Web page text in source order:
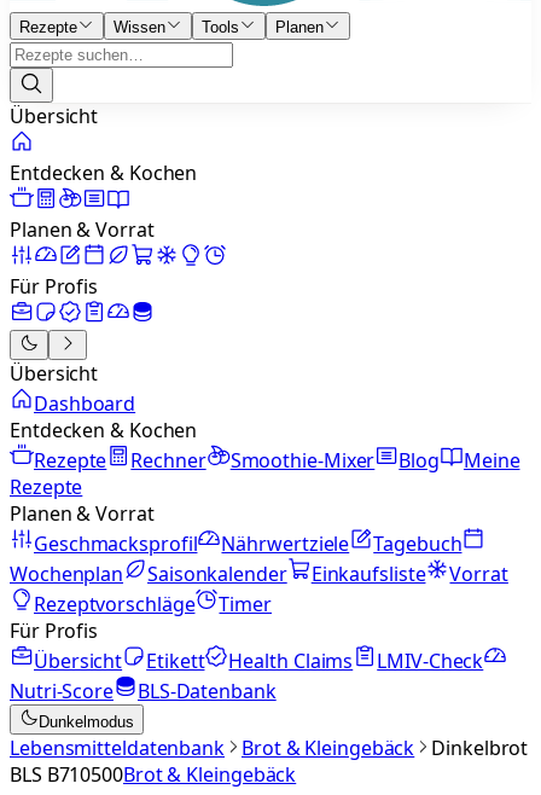
Rezepte Wissen Tools Planen
Übersicht
Entdecken & Kochen
Planen & Vorrat
Für Profis
Übersicht
Dashboard
Entdecken & Kochen
Rezepte
Rechner Smoothie-Mixer Blog
Meine
Rezepte
Planen & Vorrat
Geschmacksprofil
Nährwertziele
Tagebuch
Wochenplan
Saisonkalender Einkaufsliste
Vorrat
Rezeptvorschläge
Timer
Für Profis
Übersicht
Etikett Health Claims
LMIV-Check
Nutri-Score
BLS-Datenbank
Dunkelmodus
Lebensmitteldatenbank Brot & Kleingebäck
Dinkelbrot
BLS B710500Brot & Kleingebäck